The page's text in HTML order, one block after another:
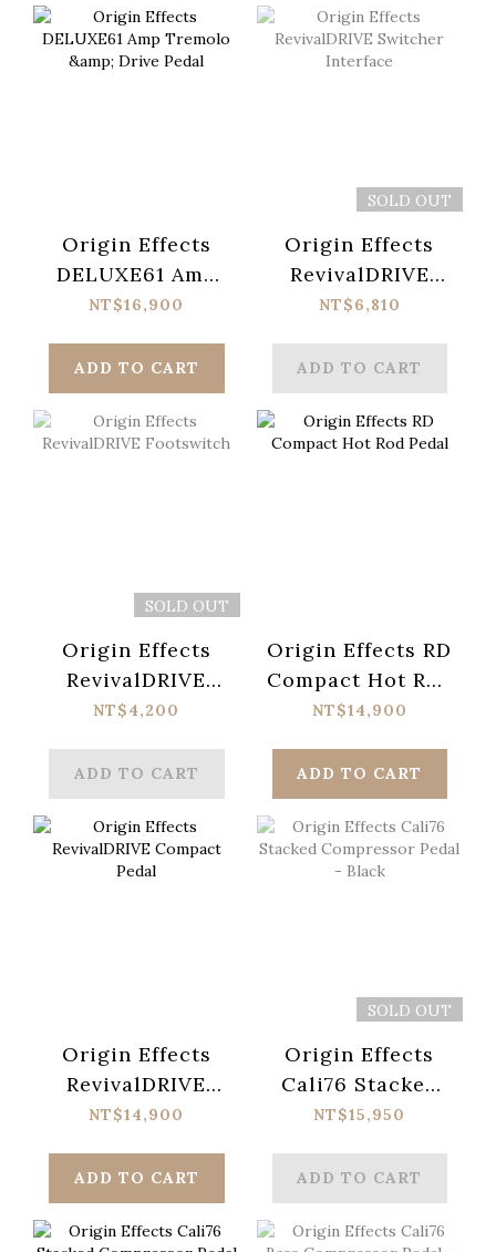
Origin Effects
DELUXE61 Amp
Tremolo & Drive
NT$16,900
ADD TO CART
SOLD OUT
Origin Effects
RevivalDRIVE
Switcher
NT$6,810
ADD TO CART
SOLD OUT
Origin Effects
RevivalDRIVE
Footswitch
NT$4,200
ADD TO CART
Origin Effects RD
Compact Hot Rod
Pedal
NT$14,900
ADD TO CART
Origin Effects
RevivalDRIVE
Compact Pedal
NT$14,900
ADD TO CART
SOLD OUT
Origin Effects
Cali76 Stacked
Compressor
NT$15,950
ADD TO CART